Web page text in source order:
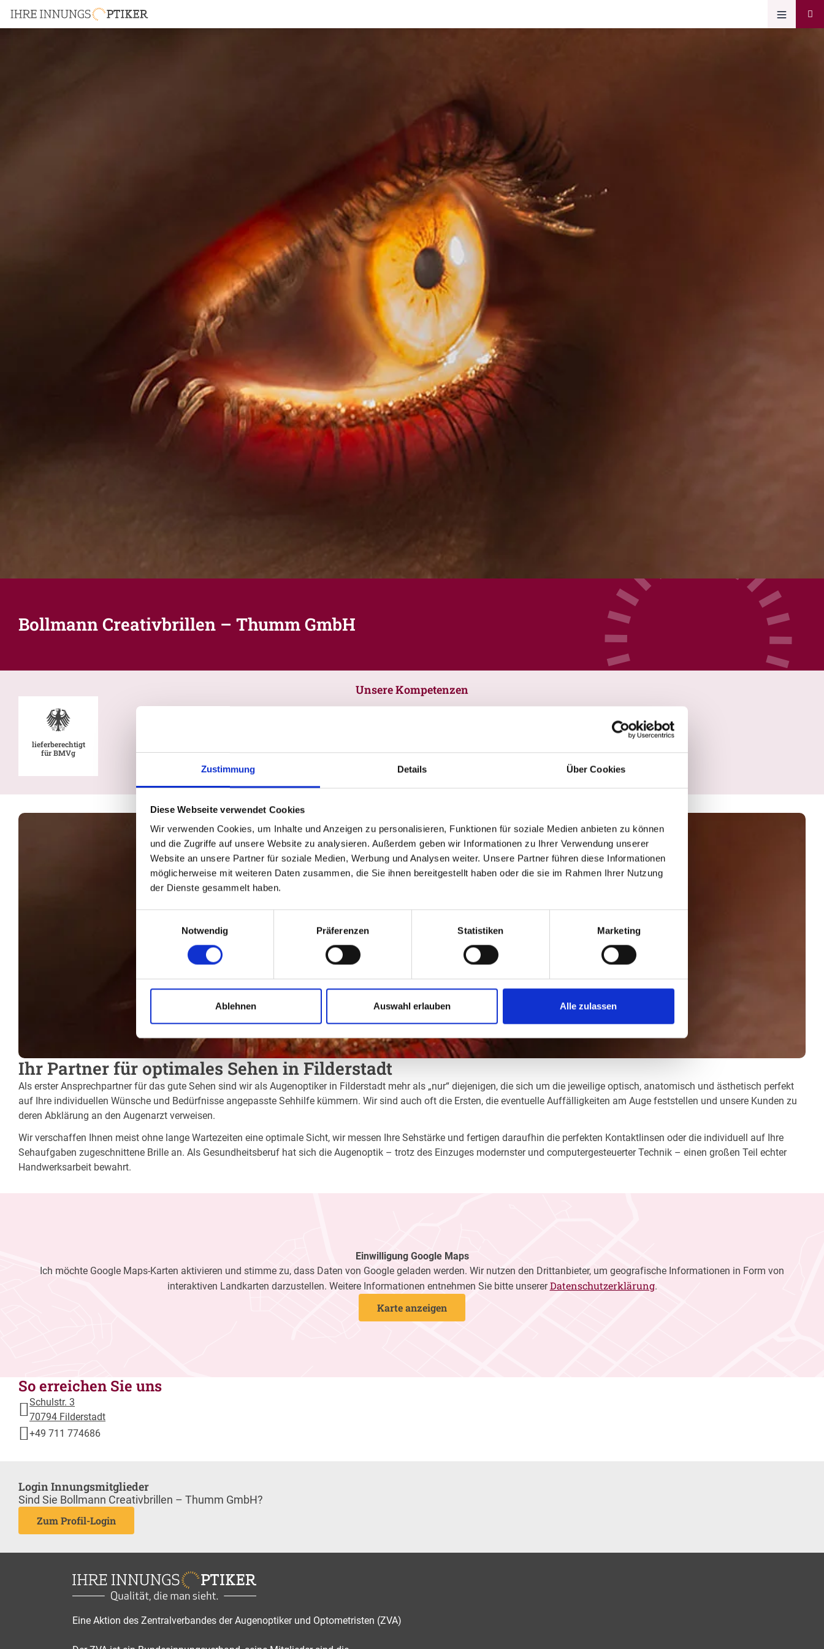
Zustimmung Details Über Cookies
Diese Webseite verwendet Cookies
Wir verwenden Cookies, um Inhalte und Anzeigen zu personalisieren, Funktionen für soziale Medien anbieten zu können
und die Zugriffe auf unsere Website zu analysieren. Außerdem geben wir Informationen zu Ihrer Verwendung unserer
Website an unsere Partner für soziale Medien, Werbung und Analysen weiter. Unsere Partner führen diese Informationen
möglicherweise mit weiteren Daten zusammen, die Sie ihnen bereitgestellt haben oder die sie im Rahmen Ihrer Nutzung
der Dienste gesammelt haben.
Notwendig
Präferenzen Statistiken Marketing
Ablehnen Auswahl erlauben Alle zulassen
Bollmann Creativbrillen – Thumm GmbH
Unsere Kompetenzen
lieferberechtigt
für BMVg
Ihr Partner für optimales Sehen in Filderstadt
Als erster Ansprechpartner für das gute Sehen sind wir als Augenoptiker in Filderstadt mehr als „nur“ diejenigen, die sich um die jeweilige optisch, anatomisch und ästhetisch perfekt
auf Ihre individuellen Wünsche und Bedürfnisse angepasste Sehhilfe kümmern. Wir sind auch oft die Ersten, die eventuelle Auffälligkeiten am Auge feststellen und unsere Kunden zu
deren Abklärung an den Augenarzt verweisen.
Wir verschaffen Ihnen meist ohne lange Wartezeiten eine optimale Sicht, wir messen Ihre Sehstärke und fertigen daraufhin die perfekten Kontaktlinsen oder die individuell auf Ihre
Sehaufgaben zugeschnittene Brille an. Als Gesundheitsberuf hat sich die Augenoptik – trotz des Einzuges modernster und computergesteuerter Technik – einen großen Teil echter
Handwerksarbeit bewahrt.
Einwilligung Google Maps
Ich möchte Google Maps-Karten aktivieren und stimme zu, dass Daten von Google geladen werden. Wir nutzen den Drittanbieter, um geografische Informationen in Form von
interaktiven Landkarten darzustellen. Weitere Informationen entnehmen Sie bitte unsererDatenschutzerklärung.
Karte anzeigen
So erreichen Sie uns
Schulstr. 3
70794 Filderstadt
+49 711 774686
Login Innungsmitglieder
Sind Sie Bollmann Creativbrillen – Thumm GmbH?
Zum Profil-Login
Eine Aktion des Zentralverbandes der Augenoptiker und Optometristen (ZVA)